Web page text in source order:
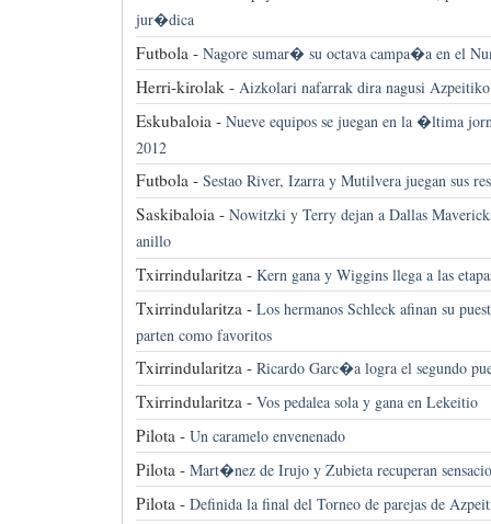
jur�dica
Futbola - Nagore sumar� su octava campa�a en el
Herri-kirolak - Aizkolari nafarrak dira nagusi
Eskubaloia - Nueve equipos se juegan en la �ltima
2012
Futbola - Sestao River, Izarra y Mutilvera juegan sus
Saskibaloia - Nowitzki y Terry dejan a Dallas
anillo
Txirrindularitza - Kern gana y Wiggins llega a las
Txirrindularitza - Los hermanos Schleck afinan su
parten como favoritos
Txirrindularitza - Ricardo Garc�a logra el segundo
Txirrindularitza - Vos pedalea sola y gana en Lekeitio
Pilota - Un caramelo envenenado
Pilota - Mart�nez de Irujo y Zubieta recuperan
Pilota - Definida la final del Torneo de parejas de